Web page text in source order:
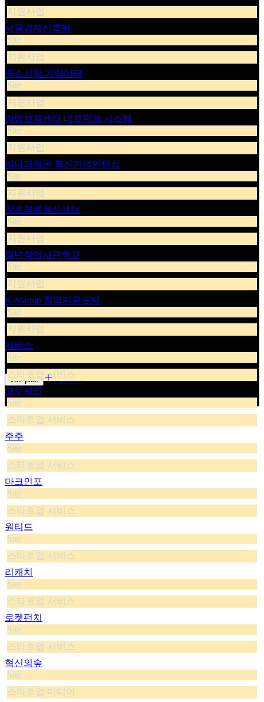
지원사업
서울경제진흥원
Site
지원사업
중소기업 기업마당
Site
지원사업
창업보육센터 네트워크 시스템
Site
지원사업
하나파워온 혁신기업인턴십
Site
지원사업
창조경제혁신센터
Site
지원사업
청년창업사관학교
Site
지원사업
K-Startup 창업지원포털
Site
지원사업
자비스
Site
스타트업 서비스
모두싸인
Site
스타트업 서비스
주주
Site
스타트업 서비스
마크인포
Site
스타트업 서비스
원티드
Site
스타트업 서비스
리캐치
Site
스타트업 서비스
로켓펀치
Site
스타트업 서비스
혁신의숲
Site
스타트업 미디어
Voir plus Ajouter